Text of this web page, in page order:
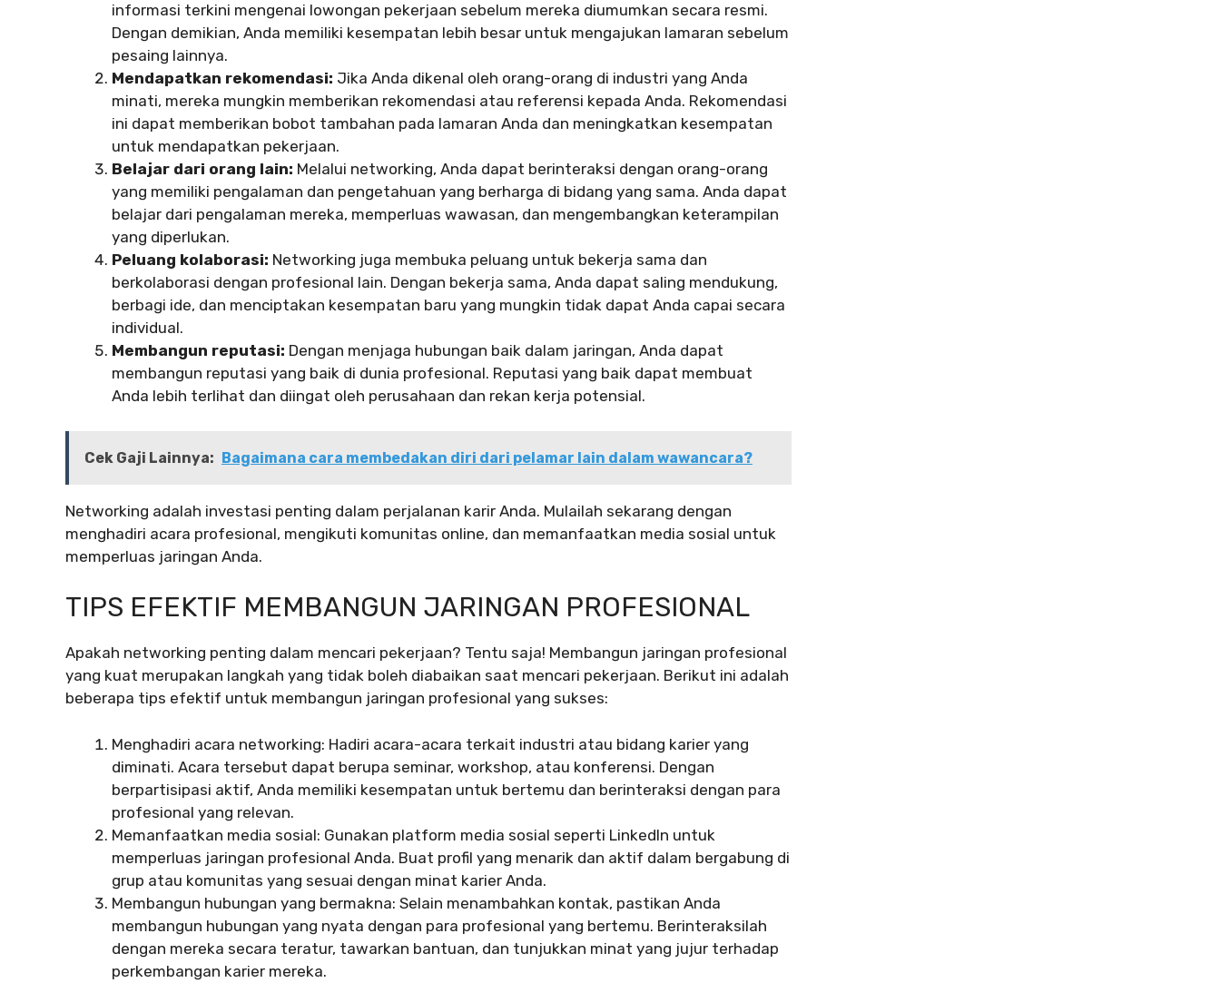
informasi terkini mengenai lowongan pekerjaan sebelum mereka diumumkan secara resmi.
Dengan demikian, Anda memiliki kesempatan lebih besar untuk mengajukan lamaran sebelum
pesaing lainnya.
Mendapatkan rekomendasi: Jika Anda dikenal oleh orang-orang di industri yang Anda
minati, mereka mungkin memberikan rekomendasi atau referensi kepada Anda. Rekomendasi
ini dapat memberikan bobot tambahan pada lamaran Anda dan meningkatkan kesempatan
untuk mendapatkan pekerjaan.
Belajar dari orang lain: Melalui networking, Anda dapat berinteraksi dengan orang-orang
yang memiliki pengalaman dan pengetahuan yang berharga di bidang yang sama. Anda dapat
belajar dari pengalaman mereka, memperluas wawasan, dan mengembangkan keterampilan
yang diperlukan.
Peluang kolaborasi: Networking juga membuka peluang untuk bekerja sama dan
berkolaborasi dengan profesional lain. Dengan bekerja sama, Anda dapat saling mendukung,
berbagi ide, dan menciptakan kesempatan baru yang mungkin tidak dapat Anda capai secara
individual.
Membangun reputasi: Dengan menjaga hubungan baik dalam jaringan, Anda dapat
membangun reputasi yang baik di dunia profesional. Reputasi yang baik dapat membuat
Anda lebih terlihat dan diingat oleh perusahaan dan rekan kerja potensial.
Cek Gaji Lainnya: Bagaimana cara membedakan diri dari pelamar lain dalam wawancara?
Networking adalah investasi penting dalam perjalanan karir Anda. Mulailah sekarang dengan
menghadiri acara profesional, mengikuti komunitas online, dan memanfaatkan media sosial untuk
memperluas jaringan Anda.
TIPS EFEKTIF MEMBANGUN JARINGAN PROFESIONAL
Apakah networking penting dalam mencari pekerjaan? Tentu saja! Membangun jaringan profesional
yang kuat merupakan langkah yang tidak boleh diabaikan saat mencari pekerjaan. Berikut ini adalah
beberapa tips efektif untuk membangun jaringan profesional yang sukses:
Menghadiri acara networking: Hadiri acara-acara terkait industri atau bidang karier yang
diminati. Acara tersebut dapat berupa seminar, workshop, atau konferensi. Dengan
berpartisipasi aktif, Anda memiliki kesempatan untuk bertemu dan berinteraksi dengan para
profesional yang relevan.
Memanfaatkan media sosial: Gunakan platform media sosial seperti LinkedIn untuk
memperluas jaringan profesional Anda. Buat profil yang menarik dan aktif dalam bergabung di
grup atau komunitas yang sesuai dengan minat karier Anda.
Membangun hubungan yang bermakna: Selain menambahkan kontak, pastikan Anda
membangun hubungan yang nyata dengan para profesional yang bertemu. Berinteraksilah
dengan mereka secara teratur, tawarkan bantuan, dan tunjukkan minat yang jujur terhadap
perkembangan karier mereka.